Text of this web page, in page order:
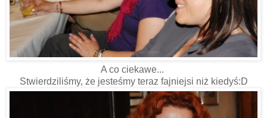
A co ciekawe...
Stwierdziliśmy, że jesteśmy teraz fajniejsi niż kiedyś:D